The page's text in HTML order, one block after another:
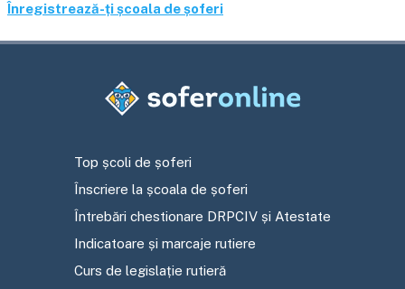
Înregistrează-ți școala de șoferi
Top școli de șoferi
Înscriere la școala de șoferi
Întrebări chestionare DRPCIV și Atestate
Indicatoare și marcaje rutiere
Curs de legislație rutieră